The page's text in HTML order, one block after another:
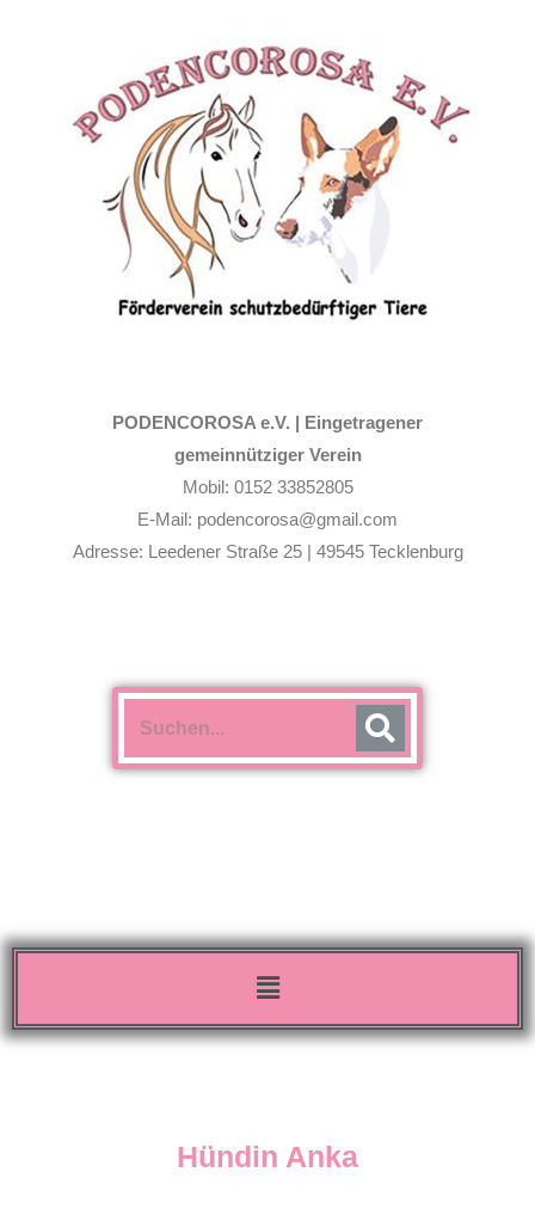
PODENCOROSA e.V. | Eingetragener
gemeinnütziger Verein
Mobil: 0152 33852805
E-Mail: podencorosa@gmail.com
Adresse: Leedener Straße 25 | 49545 Tecklenburg
Menü
Hündin Anka